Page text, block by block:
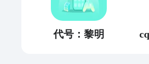
代号：黎明